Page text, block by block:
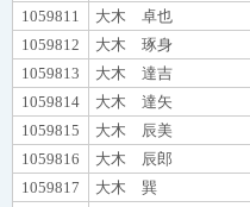
1059811
大木 卓也
1059812
大木 琢身
1059813
大木 達吉
1059814
大木 達矢
1059815
大木 辰美
1059816
大木 辰郎
1059817
大木 巽